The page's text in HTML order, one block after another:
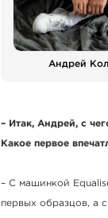
Андрей
– Итак, Андрей, с
Какое первое
– С машинкой
первых образцов, а